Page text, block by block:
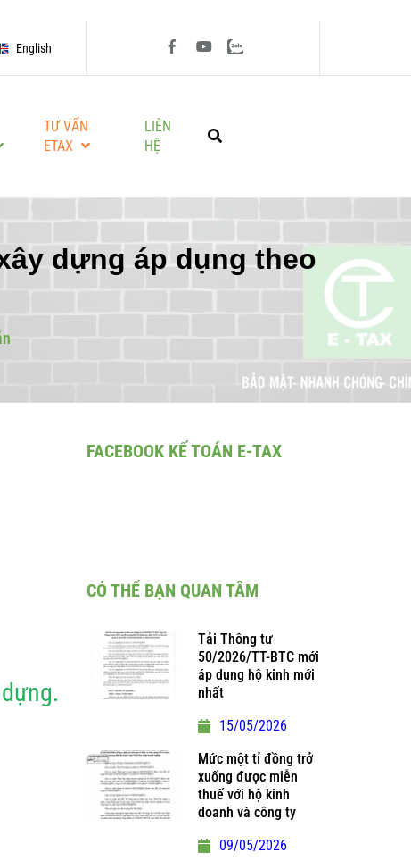
dựng áp dụng theo
FACEBOOK KẾ TOÁN E-TAX
CÓ THỂ BẠN QUAN TÂM
Tải Thông tư
50/2026/TT-BTC mới
áp dụng hộ kinh mới
nhất
15/05/2026
Mức một tỉ đồng trở
xuống được miễn
thuế với hộ kinh
doanh và công ty
09/05/2026
English
TƯ VẤN
ETAX
LIÊN
HỆ